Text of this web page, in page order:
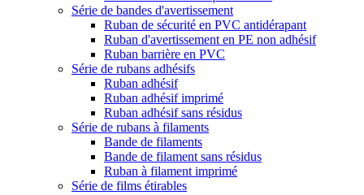
Série de bandes d'avertissement
Ruban de sécurité en PVC antidérapant
Ruban d'avertissement en PE non adhésif
Ruban barrière en PVC
Série de rubans adhésifs
Ruban adhésif
Ruban adhésif imprimé
Ruban adhésif sans résidus
Série de rubans à filaments
Bande de filaments
Bande de filament sans résidus
Ruban à filament imprimé
Série de films étirables